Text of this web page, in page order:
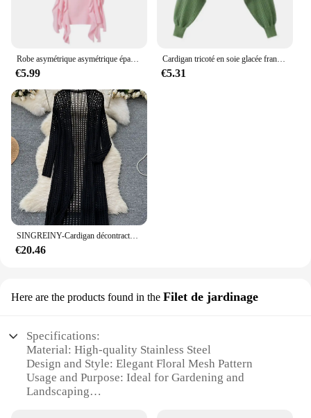
Robe asymétrique asymétrique épaule dénudée pour femmes, tendance européenne et américaine, soutien-gorge enveloppant les hanches, coupe cintrée, irrégulière, nouvelle collection printemps/été 2024
€5.99
Cardigan tricoté en soie glacée française, résistant au soleil, veste fine d'été pour femmes, gilet, jupe à bretelles, châle, chemisier assorti extérieur
€5.31
SINGREINY-Cardigan décontracté de style coréen pour femmes, vêtements d'intérieur d'été pour femmes, châle fin Amissié, cardigan de vacances à la mode
€20.46
Here are the products found in the Filet de jardinage
Specifications:
Material: High-quality Stainless Steel
Design and Style: Elegant Floral Mesh Pattern
Usage and Purpose: Ideal for Gardening and
Landscaping